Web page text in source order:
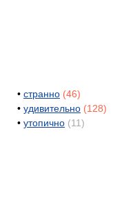
• странно (46)
• удивительно (128)
• утопично (11)